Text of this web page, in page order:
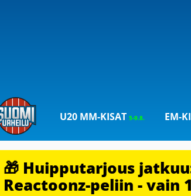
U20 MM-KISAT5-9.8. EM-
🎁 Huipputarjous
Reactoonz-peliin - vain